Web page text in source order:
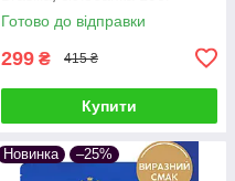
Готово до відправки
299 ₴ 415 ₴
Купити
Новинка –25%